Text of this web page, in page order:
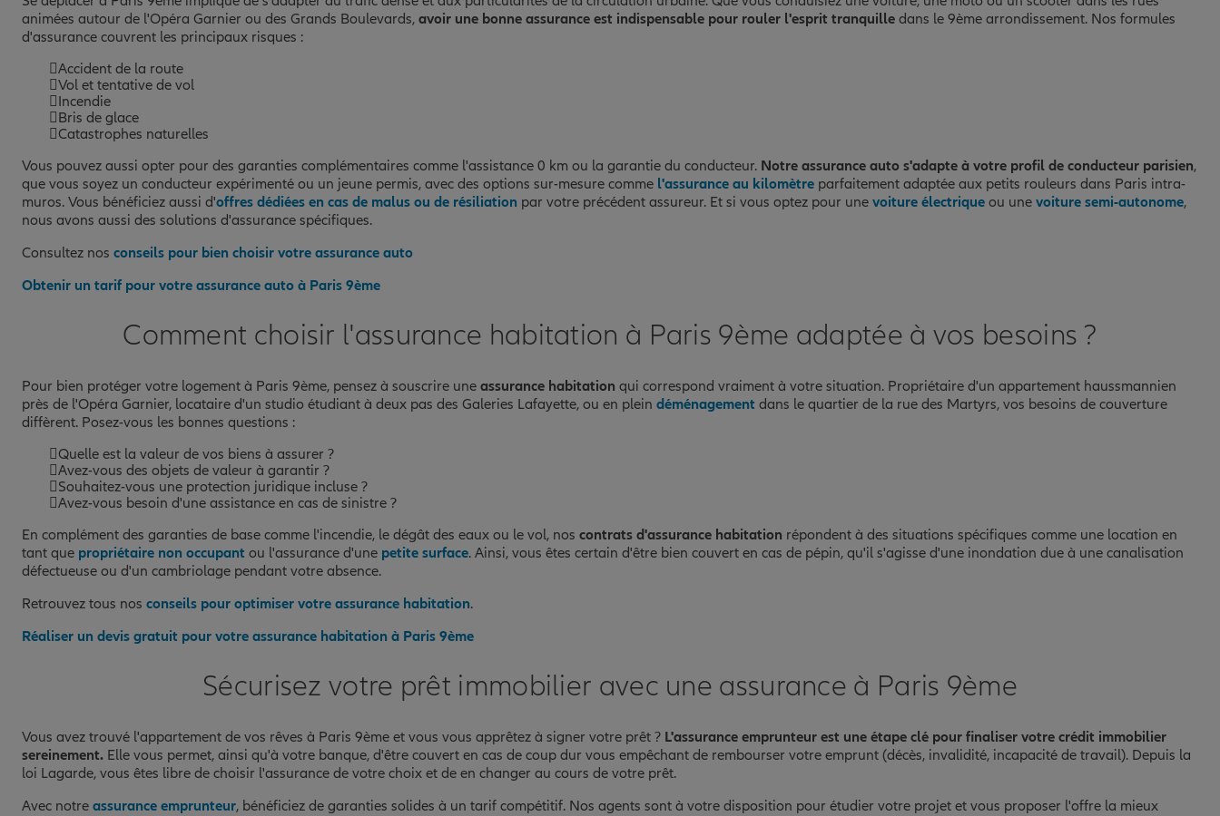
animées autour de l'Opéra Garnier ou des Grands Boulevards, avoir une bonne assurance est indispensable pour rouler l'esprit tranquille dans le 9ème arrondissement. Nos formules
d'assurance couvrent les principaux risques :
Accident de la route
Vol et tentative de vol
Incendie
Bris de glace
Catastrophes naturelles
Vous pouvez aussi opter pour des garanties complémentaires comme l'assistance 0 km ou la garantie du conducteur. Notre assurance auto s'adapte à votre profil de conducteur parisien,
que vous soyez un conducteur expérimenté ou un jeune permis, avec des options sur-mesure comme l'assurance au kilomètre parfaitement adaptée aux petits rouleurs dans Paris intra-
muros. Vous bénéficiez aussi d'offres dédiées en cas de malus ou de résiliation par votre précédent assureur. Et si vous optez pour une voiture électrique ou une voiture semi-autonome,
nous avons aussi des solutions d'assurance spécifiques.
Consultez nos conseils pour bien choisir votre assurance auto
Obtenir un tarif pour votre assurance auto à Paris 9ème
Comment choisir l'assurance habitation à Paris 9ème adaptée à vos besoins ?
Pour bien protéger votre logement à Paris 9ème, pensez à souscrire une assurance habitation qui correspond vraiment à votre situation. Propriétaire d'un appartement haussmannien
près de l'Opéra Garnier, locataire d'un studio étudiant à deux pas des Galeries Lafayette, ou en plein déménagement dans le quartier de la rue des Martyrs, vos besoins de couverture
diffèrent. Posez-vous les bonnes questions :
Quelle est la valeur de vos biens à assurer ?
Avez-vous des objets de valeur à garantir ?
Souhaitez-vous une protection juridique incluse ?
Avez-vous besoin d'une assistance en cas de sinistre ?
En complément des garanties de base comme l'incendie, le dégât des eaux ou le vol, nos contrats d'assurance habitation répondent à des situations spécifiques comme une location en
tant que propriétaire non occupant ou l'assurance d'une petite surface. Ainsi, vous êtes certain d'être bien couvert en cas de pépin, qu'il s'agisse d'une inondation due à une canalisation
défectueuse ou d'un cambriolage pendant votre absence.
Retrouvez tous nos conseils pour optimiser votre assurance habitation.
Réaliser un devis gratuit pour votre assurance habitation à Paris 9ème
Sécurisez votre prêt immobilier avec une assurance à Paris 9ème
Vous avez trouvé l'appartement de vos rêves à Paris 9ème et vous vous apprêtez à signer votre prêt ? L'assurance emprunteur est une étape clé pour finaliser votre crédit immobilier
sereinement. Elle vous permet, ainsi qu'à votre banque, d'être couvert en cas de coup dur vous empêchant de rembourser votre emprunt (décès, invalidité, incapacité de travail). Depuis la
loi Lagarde, vous êtes libre de choisir l'assurance de votre choix et de en changer au cours de votre prêt.
Avec notre assurance emprunteur, bénéficiez de garanties solides à un tarif compétitif. Nos agents sont à votre disposition pour étudier votre projet et vous proposer l'offre la mieux